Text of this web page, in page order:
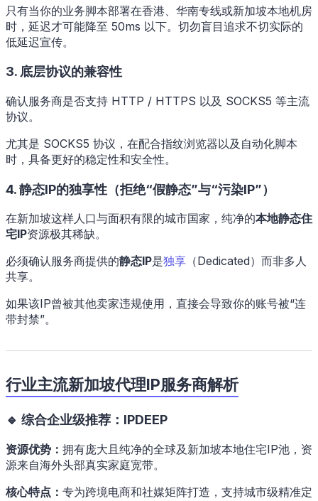
只有当你的业务脚本部署在香港、华南专线或新加坡本地机房
时，延迟才可能降至 50ms 以下。切勿盲目追求不切实际的
低延迟宣传。
3. 底层协议的兼容性
确认服务商是否支持 HTTP / HTTPS 以及 SOCKS5 等主流
协议。
尤其是 SOCKS5 协议，在配合指纹浏览器以及自动化脚本
时，具备更好的稳定性和安全性。
4. 静态IP的独享性（拒绝“假静态”与“污染IP”）
在新加坡这样人口与面积有限的城市国家，纯净的本地静态住
宅IP资源极其稀缺。
必须确认服务商提供的静态IP是独享 （Dedicated）而非多人
共享。
如果该IP曾被其他卖家违规使用，直接会导致你的账号被“连
带封禁”。
行业主流新加坡代理IP服务商解析
🔹 综合企业级推荐：IPDEEP
资源优势： 拥有庞大且纯净的全球及新加坡本地住宅IP池，资
源来自海外头部真实家庭宽带。
核心特点： 专为跨境电商和社媒矩阵打造，支持城市级精准定